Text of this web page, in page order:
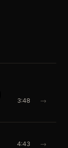
3:48 →
4:43 →